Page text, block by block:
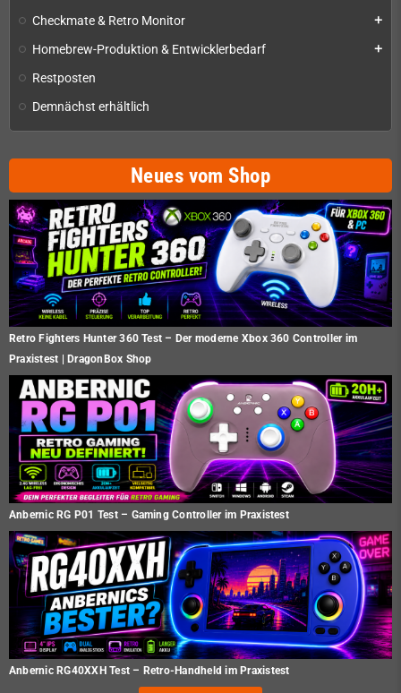
Checkmate & Retro Monitor add
Homebrew-Produktion & Entwicklerbedarf add
Restposten
Demnächst erhältlich
Neues vom Shop
Retro Fighters Hunter 360 Test – Der moderne Xbox 360 Controller im
Praxistest | DragonBox Shop
Anbernic RG P01 Test – Gaming Controller im Praxistest
Anbernic RG40XXH Test – Retro-Handheld im Praxistest